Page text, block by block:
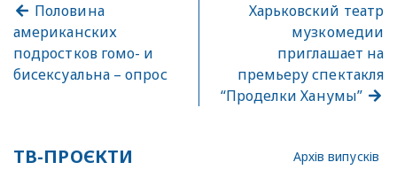
Половина
американских
подростков гомо- и
бисексуальна – опрос
Харьковский театр
музкомедии
приглашает на
премьеру спектакля
“Проделки Ханумы”
ТВ-ПРОЄКТИ Архів випусків